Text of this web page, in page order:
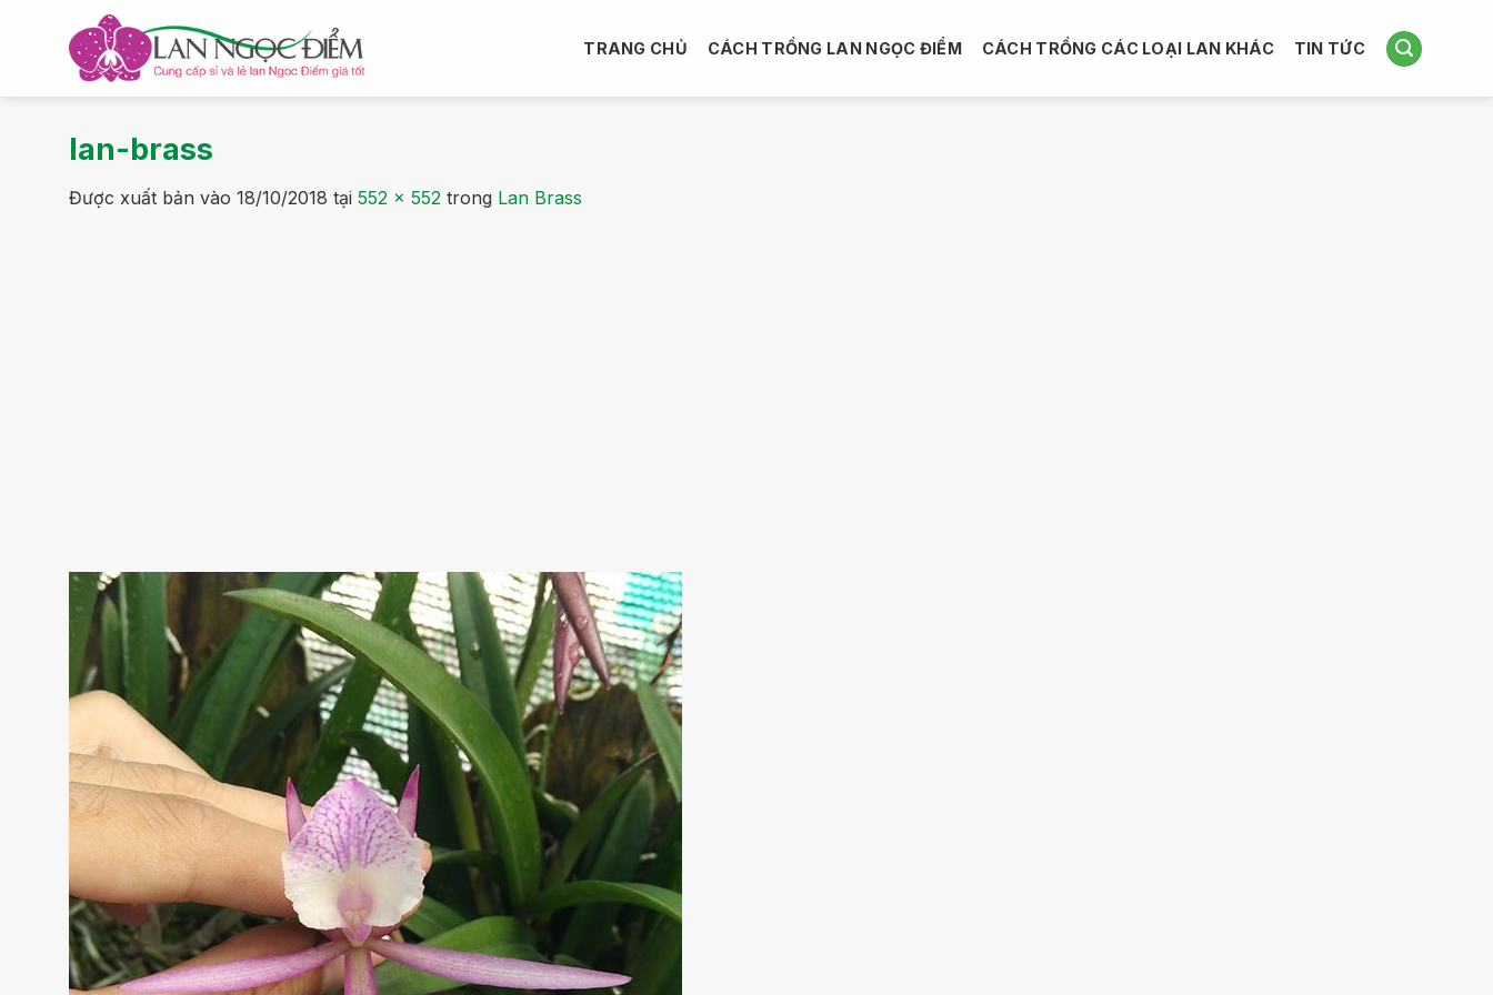
dung
TRANG CHỦ CÁCH TRỒNG LAN NGỌC ĐIỂM CÁCH TRỒNG CÁC LOẠI LAN KHÁC TIN TỨC
lan-brass
Được xuất bản vào 18/10/2018 tại 552 × 552 trong Lan Brass